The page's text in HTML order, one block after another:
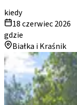
kiedy
18 czerwiec 2026
gdzie
Białka i Kraśnik